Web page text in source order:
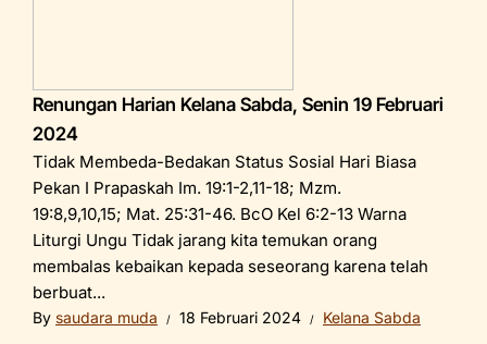
Renungan Harian Kelana Sabda, Senin 19 Februari
2024
Tidak Membeda-Bedakan Status Sosial Hari Biasa
Pekan I Prapaskah Im. 19:1-2,11-18; Mzm.
19:8,9,10,15; Mat. 25:31-46. BcO Kel 6:2-13 Warna
Liturgi Ungu Tidak jarang kita temukan orang
membalas kebaikan kepada seseorang karena telah
berbuat...
By saudara muda 18 Februari 2024 Kelana Sabda